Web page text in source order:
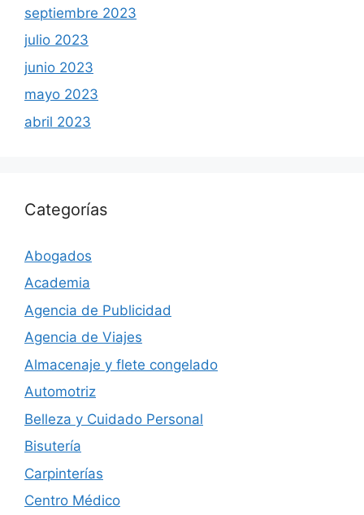
septiembre 2023
julio 2023
junio 2023
mayo 2023
abril 2023
Categorías
Abogados
Academia
Agencia de Publicidad
Agencia de Viajes
Almacenaje y flete congelado
Automotriz
Belleza y Cuidado Personal
Bisutería
Carpinterías
Centro Médico